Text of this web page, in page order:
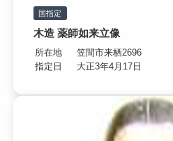
国指定
木造 薬師如来立像
所在地
笠間市来栖2696
指定日
大正3年4月17日